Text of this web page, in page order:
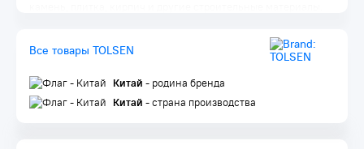
объемами работы и материалами с высокой прочностью.
Комплектация:
Диск 1 шт.
Упаковка 1 шт.
Все товары TOLSEN
Китай - родина бренда
Китай - страна производства